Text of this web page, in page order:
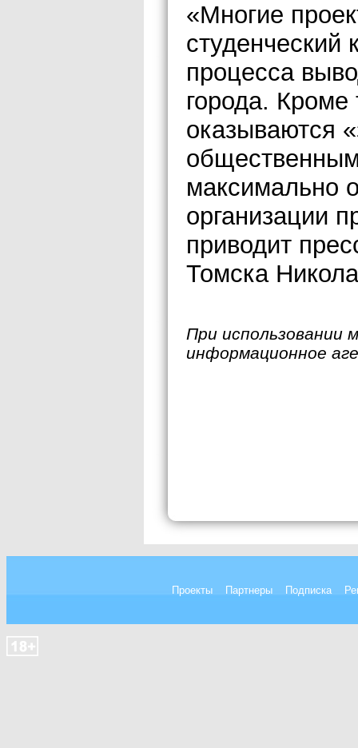
«Многие
студенческий
процесса
города. Кроме
оказываются
максимально
организации
приводит
Томска
При использовании
информационное
Проекты Партнеры Подписка